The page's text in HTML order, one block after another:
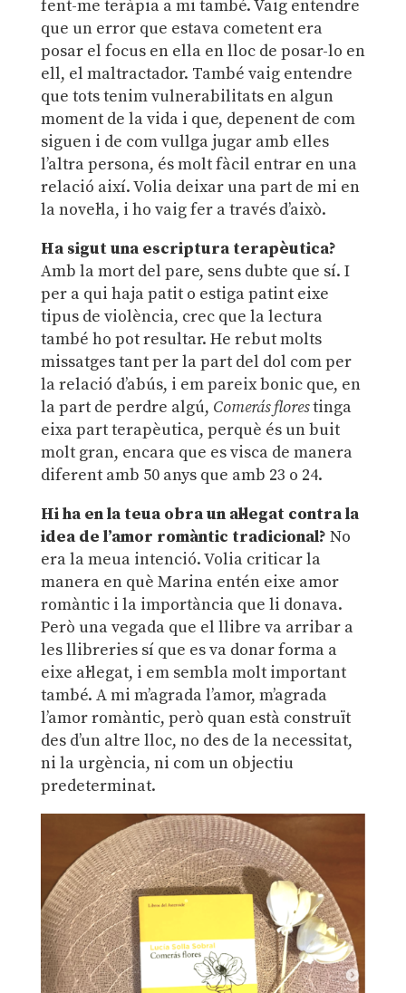
fent-me teràpia a mi també. Vaig entendre
que un error que estava cometent era
posar el focus en ella en lloc de posar-lo en
ell, el maltractador. També vaig entendre
que tots tenim vulnerabilitats en algun
moment de la vida i que, depenent de com
siguen i de com vullga jugar amb elles
l’altra persona, és molt fàcil entrar en una
relació així. Volia deixar una part de mi en
la novel·la, i ho vaig fer a través d’això.
Ha sigut una escriptura terapèutica?
Amb la mort del pare, sens dubte que sí. I
per a qui haja patit o estiga patint eixe
tipus de violència, crec que la lectura
també ho pot resultar. He rebut molts
missatges tant per la part del dol com per
la relació d’abús, i em pareix bonic que, en
la part de perdre algú, Comerás florestinga
eixa part terapèutica, perquè és un buit
molt gran, encara que es visca de manera
diferent amb 50 anys que amb 23 o 24.
Hi ha en la teua obra un al·legat contra la
idea de l’amor romàntic tradicional? No
era la meua intenció. Volia criticar la
manera en què Marina entén eixe amor
romàntic i la importància que li donava.
Però una vegada que el llibre va arribar a
les llibreries sí que es va donar forma a
eixe al·legat, i em sembla molt important
també. A mi m’agrada l’amor, m’agrada
l’amor romàntic, però quan està construït
des d’un altre lloc, no des de la necessitat,
ni la urgència, ni com un objectiu
predeterminat.